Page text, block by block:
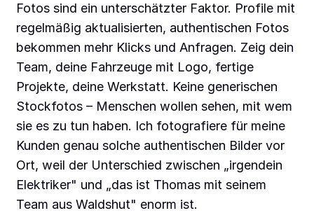
Fotos sind ein unterschätzter Faktor. Profile mit
regelmäßig aktualisierten, authentischen Fotos
bekommen mehr Klicks und Anfragen. Zeig dein
Team, deine Fahrzeuge mit Logo, fertige
Projekte, deine Werkstatt. Keine generischen
Stockfotos – Menschen wollen sehen, mit wem
sie es zu tun haben. Ich fotografiere für meine
Kunden genau solche authentischen Bilder vor
Ort, weil der Unterschied zwischen „irgendein
Elektriker" und „das ist Thomas mit seinem
Team aus Waldshut" enorm ist.